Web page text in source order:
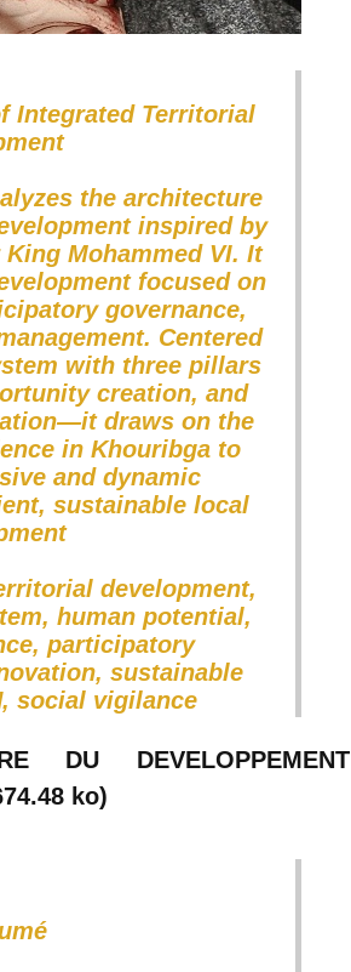
Integrated Territorial
the architecture
inspired by
Mohammed VI. It
focused on
governance,
Centered
with three pillars
creation, and
draws on the
in Khouribga to
and dynamic
sustainable local
development,
human potential,
participatory
sustainable
social vigilance
DU DEVELOPPEMENT
ko)
: